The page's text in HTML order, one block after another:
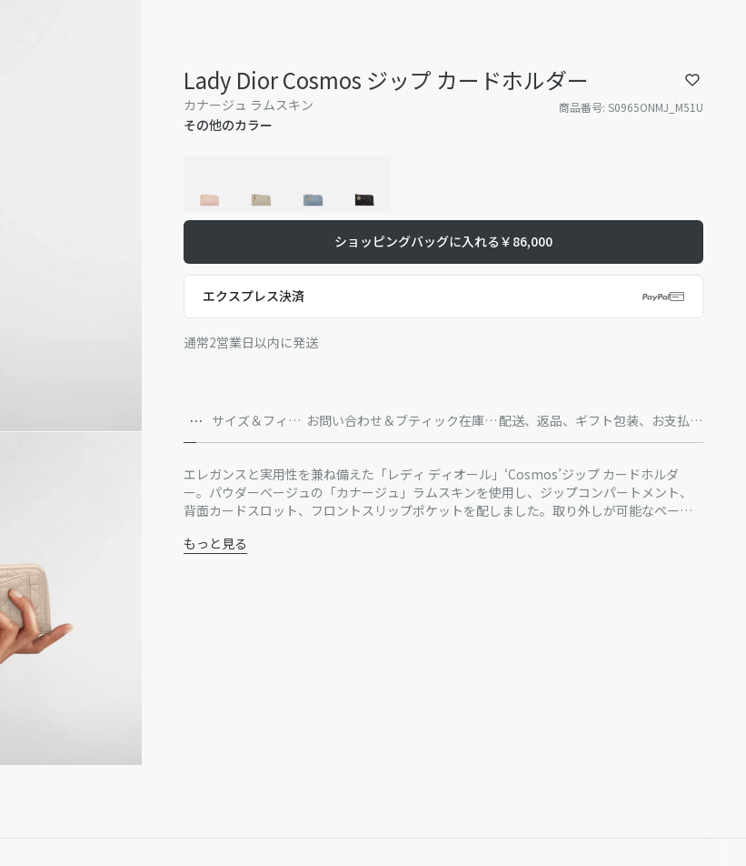
Lady Dior Cosmos ジップ カードホルダー
カナージュ ラムスキン 商品番号:S0965ONMJ_M51U
その他のカラー
ショッピングバッグに入れる ￥86,000
エクスプレス決済
通常2営業日以内に発送
詳
細
サイズ＆フィッ
ト
お問い合わせ＆ブティック在庫状
況
配送、返品、ギフト包装、お支払方
法
エレガンスと実用性を兼ね備えた「レディ ディオール」‘Cosmos’ジップ カードホルダ
ー。パウダーベージュの「カナージュ」ラムスキンを使用し、ジップコンパートメント、
背面カードスロット、フロントスリップポケットを配しました。取り外しが可能なペール
フィットするコンパクトなデザインが魅力。「レディ ディオール」ラインの他のアイテム
主な素材：ラムスキン
もっと見る